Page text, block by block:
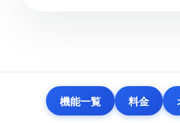
機能一覧 料金